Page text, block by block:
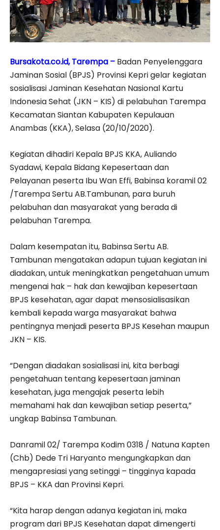
Bursakota.co.id, Tarempa – Badan Penyelenggara
Jaminan Sosial (BPJS) Provinsi Kepri gelar kegiatan
sosialisasi Jaminan Kesehatan Nasional Kartu
Indonesia Sehat (JKN – KIS) di pelabuhan Tarempa
Kecamatan Siantan Kabupaten Kepulauan
Anambas (KKA), Selasa (20/10/2020).
Kegiatan dihadiri Kepala BPJS KKA, Auliando
Syadawi, Kepala Bidang Kepesertaan dan
Pelayanan peserta Ibu Wan Effi, Babinsa koramil 02
/Tarempa Sertu AB.Tambunan, para buruh
pelabuhan dan masyarakat yang berada di
pelabuhan Tarempa.
Dalam kesempatan itu, Babinsa Sertu AB.
Tambunan mengatakan adapun tujuan kegiatan ini
diadakan, untuk meningkatkan pengetahuan umum
mengenai hak – hak dan kewajiban kepesertaan
BPJS kesehatan, agar dapat mensosialisasikan
kembali kepada warga masyarakat bahwa
pentingnya menjadi peserta BPJS Kesehan maupun
JKN – KIS.
“Dengan diadakan sosialisasi ini, kita berbagi
pengetahuan tentang kepesertaan jaminan
kesehatan, juga mengajak peserta lebih
memahami hak dan kewajiban setiap peserta,”
ungkap Babinsa Tambunan.
Danramil 02/ Tarempa Kodim 0318 / Natuna Kapten
(Chb) Dede Tri Haryanto mengungkapkan dan
mengapresiasi yang setinggi – tingginya kapada
BPJS – KKA dan Provinsi Kepri.
“Kita harap dengan adanya kegiatan ini, maka
program dari BPJS Kesehatan dapat dimengerti